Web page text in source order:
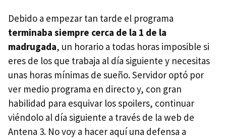
Debido a empezar tan tarde el programa
terminaba siempre cerca de la 1 de la
madrugada, un horario a todas horas imposible si
eres de los que trabaja al día siguiente y necesitas
unas horas mínimas de sueño. Servidor optó por
ver medio programa en directo y, con gran
habilidad para esquivar los spoilers, continuar
viéndolo al día siguiente a través de la web de
Antena 3. No voy a hacer aquí una defensa a